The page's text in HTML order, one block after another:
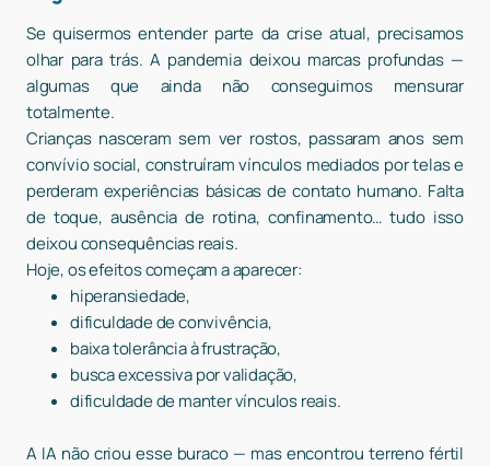
Se quisermos entender parte da crise atual, precisamos
olhar para trás. A pandemia deixou marcas profundas —
algumas que ainda não conseguimos mensurar
totalmente.
Crianças nasceram sem ver rostos, passaram anos sem
convívio social, construíram vínculos mediados por telas e
perderam experiências básicas de contato humano. Falta
de toque, ausência de rotina, confinamento… tudo isso
deixou consequências reais.
Hoje, os efeitos começam a aparecer:
hiperansiedade,
dificuldade de convivência,
baixa tolerância à frustração,
busca excessiva por validação,
dificuldade de manter vínculos reais.
A IA não criou esse buraco — mas encontrou terreno fértil